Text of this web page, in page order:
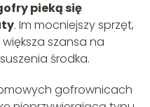
pieką się
. Im mocniejszy sprzęt,
szansa na
środka.
gofrownicach